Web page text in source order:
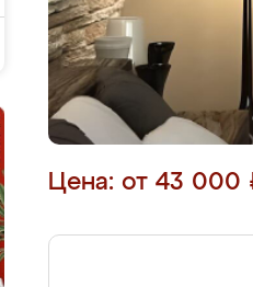
Цена: от 43 000